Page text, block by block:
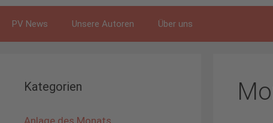
PV News Unsere Autoren Über uns
Kategorien
Anlage des Monats